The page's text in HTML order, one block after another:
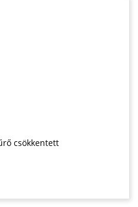
csökkentett